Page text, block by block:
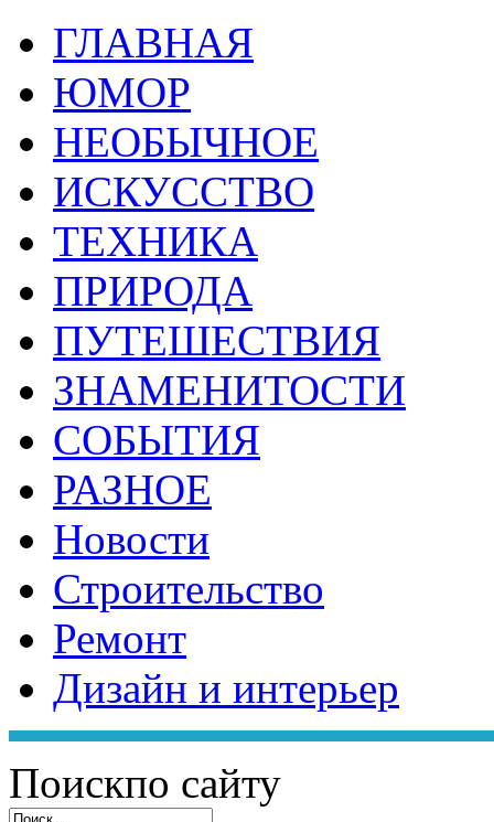
ГЛАВНАЯ
ЮМОР
НЕОБЫЧНОЕ
ИСКУССТВО
ТЕХНИКА
ПРИРОДА
ПУТЕШЕСТВИЯ
ЗНАМЕНИТОСТИ
СОБЫТИЯ
РАЗНОЕ
Новости
Строительство
Ремонт
Дизайн и интерьер
Поискпо сайту